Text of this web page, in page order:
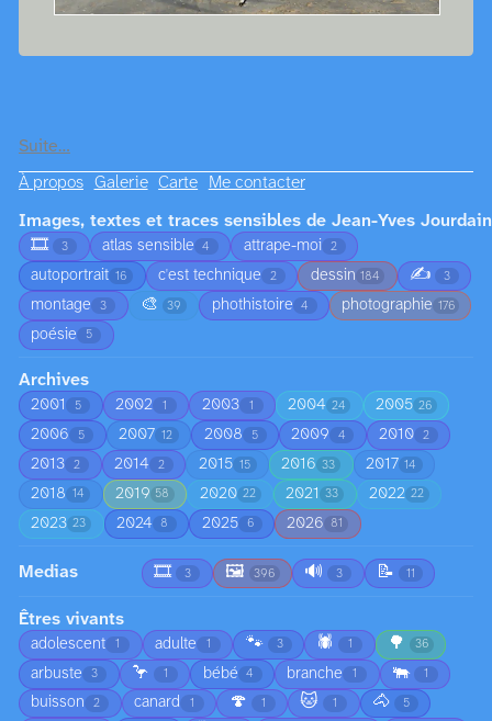
Suite…
À propos Galerie Carte Me contacter
Images, textes et traces sensibles de Jean-Yves Jourdain
🎞️
3 atlas sensible 4 attrape-moi 2
autoportrait 16 c'est technique 2 dessin 184 ✍️ 3
montage 3 🎨 39 phothistoire 4 photographie 176
poésie 5
Archives
2001 5 2002 1 2003 1 2004 24 2005 26
2006 5 2007 12 2008 5 2009 4 2010 2
2013 2 2014 2 2015 15 2016 33 2017 14
2018 14 2019 58 2020 22 2021 33 2022 22
2023 23 2024 8 2025 6 2026 81
Medias 🎞️ 3 🖼️ 396 🔊 3 📝 11
Êtres vivants
adolescent 1 adulte 1 🐾 3 🕷️ 1 🌳 36
arbuste 3 🦩 1 bébé 4 branche 1 🐃 1
buisson 2 canard 1 🍄 1 🐱 1 🐴 5